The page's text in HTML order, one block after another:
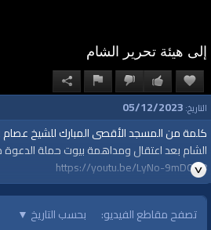
إلى هيئة تحرير الشام
التاريخ: 05/12/2023
كلمة من المسجد الأقصى المبارك للشيخ عصام
الشام بعد اعتقال ومداهمة بيوت حملة
https://youtu.be/LyNo-9mD0Q8
=================
::: لا تنسوا الاشتراك في القناة وتفعيل زر
بأسئلتكم واقتراحاتكم وآرائكم في التعليقات :::
تصفح مقاطع الفيديو: بحسب التاريخ ▼